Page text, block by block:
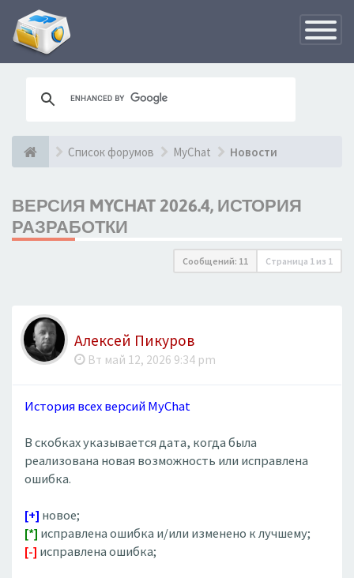
Список форумов MyChat Новости
ВЕРСИЯ MYCHAT 2026.4, ИСТОРИЯ
РАЗРАБОТКИ
Сообщений: 11 Страница 1 из 1
Алексей Пикуров
Вт май 12, 2026 9:34 pm
История всех версий MyChat
В скобках указывается дата, когда была
реализована новая возможность или исправлена
ошибка.
[+] новое;
[*] исправлена ошибка и/или изменено к лучшему;
[-] исправлена ошибка;